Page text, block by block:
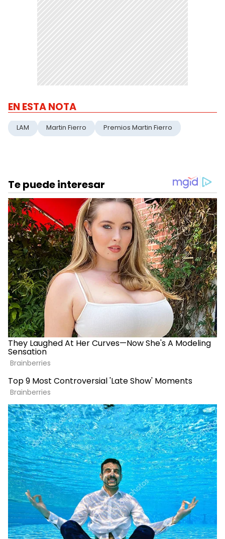
EN ESTA NOTA
LAM Martin Fierro Premios Martin Fierro